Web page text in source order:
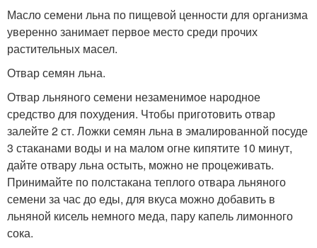
Масло семени льна по пищевой ценности для организма
уверенно занимает первое место среди прочих
растительных масел.
Отвар семян льна.
Отвар льняного семени незаменимое народное
средство для похудения. Чтобы приготовить отвар
залейте 2 ст. Ложки семян льна в эмалированной посуде
3 стаканами воды и на малом огне кипятите 10 минут,
дайте отвару льна остыть, можно не процеживать.
Принимайте по полстакана теплого отвара льняного
семени за час до еды, для вкуса можно добавить в
льняной кисель немного меда, пару капель лимонного
сока.